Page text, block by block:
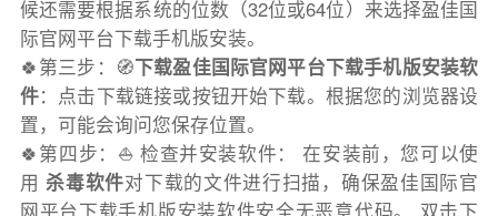
候还需要根据系统的位数（32位或64位）来选择盈佳国
际官网平台下载手机版安装。
🍀第三步：🧭下载盈佳国际官网平台下载手机版安装软
件：点击下载链接或按钮开始下载。根据您的浏览器设
置，可能会询问您保存位置。
🍀第四步：⛵️ 检查并安装软件： 在安装前，您可以使
用杀毒软件对下载的文件进行扫描，确保盈佳国际官